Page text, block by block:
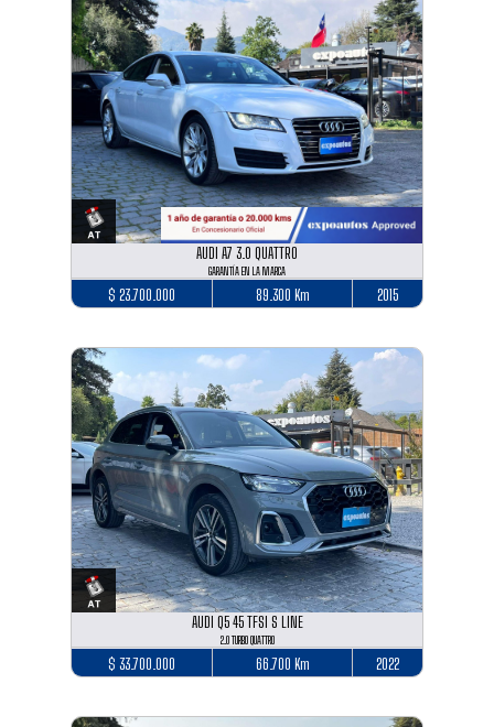
AUDI A7 3.0 QUATTRO
GARANTÍA EN LA MARCA
$ 23.700.000 89.300 Km 2015
AUDI Q5 45 TFSI S LINE
2.0 TURBO QUATTRO
$ 33.700.000 66.700 Km 2022